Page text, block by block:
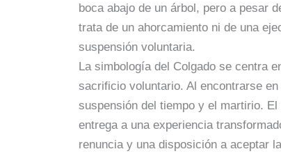
boca abajo de un árbol, pero a pesar
trata de un ahorcamiento ni de una
suspensión voluntaria.
La simbología del Colgado se centra
sacrificio voluntario. Al encontrarse
suspensión del tiempo y el martirio.
entrega a una experiencia
renuncia y una disposición a aceptar